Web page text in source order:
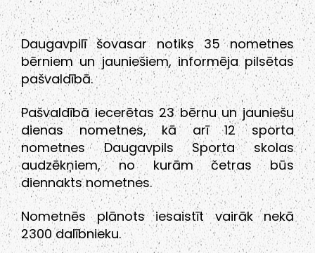
Daugavpilī šovasar notiks 35 nometnes
bērniem un jauniešiem, informēja pilsētas
pašvaldībā.
Pašvaldībā iecerētas 23 bērnu un jauniešu
dienas nometnes, kā arī 12 sporta
nometnes Daugavpils Sporta skolas
audzēkņiem, no kurām četras būs
diennakts nometnes.
Nometnēs plānots iesaistīt vairāk nekā
2300 dalībnieku.